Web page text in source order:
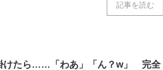
記事を読む
けたら……「わあ」「ん？w」 完全